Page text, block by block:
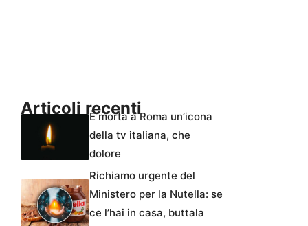
Articoli recentiÈ morta a Roma un’icona
della tv italiana, che
dolore
Richiamo urgente del
Ministero per la Nutella: se
ce l’hai in casa, buttala